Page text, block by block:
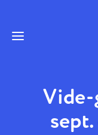
Vide-
sept.